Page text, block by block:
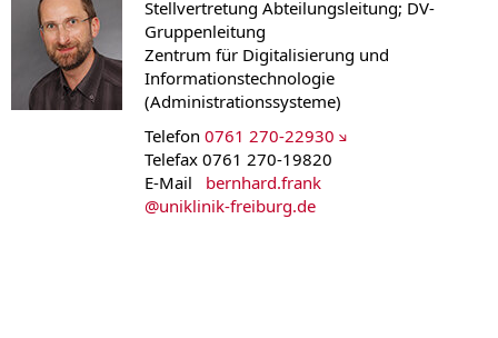
Stellvertretung Abteilungsleitung; DV-
Gruppenleitung
Zentrum für Digitalisierung und
Informationstechnologie
(Administrationssysteme)
Telefon 0761 270-22930
Telefax 0761 270-19820
E-Mail bernhard.frank
@uniklinik-freiburg.de